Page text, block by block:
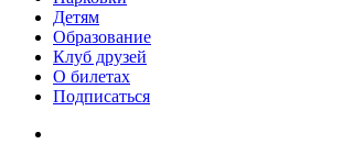
Детям
Образование
Клуб друзей
О билетах
Подписаться